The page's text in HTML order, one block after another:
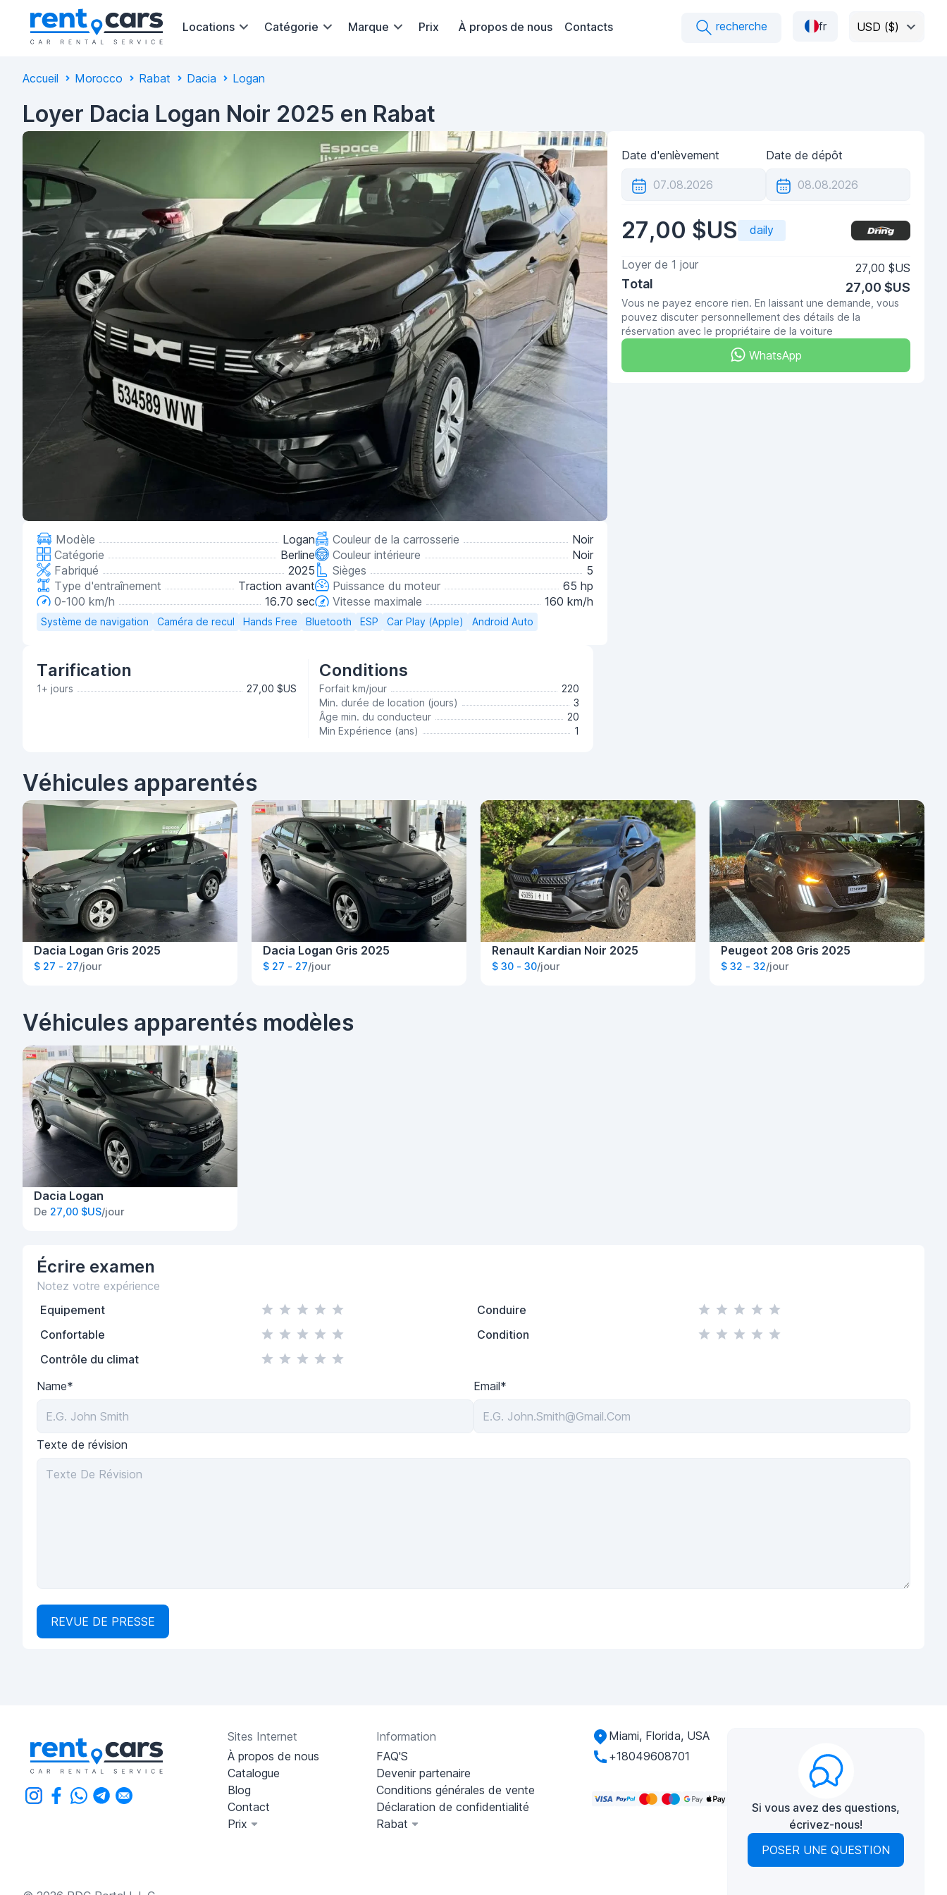
Locations Catégorie Marque Prix À propos de nous Contacts recherche fr USD ($)
Accueil Morocco Rabat Dacia Logan
Loyer Dacia Logan Noir 2025 en Rabat
Modèle
Logan
Catégorie
Berline
Fabriqué
2025
Type d'entraînement
Traction avant
0-100 km/h
16.70 sec
Couleur de la carrosserie
Noir
Couleur intérieure
Noir
Sièges
5
Puissance du moteur
65 hp
Vitesse maximale
160 km/h
Système de navigation Caméra de recul Hands Free Bluetooth ESP Car Play (Apple) Android Auto
Tarification
1+ jours 27,00 $US
Conditions
Forfait km/jour
220
Min. durée de location (jours)
3
Âge min. du conducteur
20
Min Expérience (ans)
1
Date d'enlèvement Date de dépôt
27,00 $US daily
Loyer de 1 jour 27,00 $US
Total 27,00 $US
Vous ne payez encore rien. En laissant une demande, vous
pouvez discuter personnellement des détails de la
réservation avec le propriétaire de la voiture
WhatsApp
Véhicules apparentés
Dacia Logan Gris 2025
$ 27 - 27/jour
Dacia Logan Gris 2025
$ 27 - 27/jour
Renault Kardian Noir 2025
$ 30 - 30/jour
Peugeot 208 Gris 2025
$ 32 - 32/jour
Véhicules apparentés modèles
Dacia Logan
De 27,00 $US/jour
Écrire examen
Notez votre expérience
Equipement
Confortable
Contrôle du climat
Conduire
Condition
Name* Email*
Texte de révision
REVUE DE PRESSE
Sites Internet
À propos de nous
Catalogue
Blog
Contact
Prix
Information
FAQ'S
Devenir partenaire
Conditions générales de vente
Déclaration de confidentialité
Rabat
Miami, Florida, USA
+18049608701
Si vous avez des questions,
écrivez-nous!
POSER UNE QUESTION